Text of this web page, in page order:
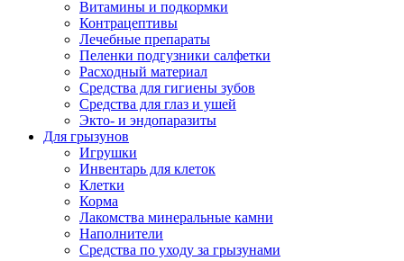
Витамины и подкормки
Контрацептивы
Лечебные препараты
Пеленки подгузники салфетки
Расходный материал
Средства для гигиены зубов
Средства для глаз и ушей
Экто- и эндопаразиты
Для грызунов
Игрушки
Инвентарь для клеток
Клетки
Корма
Лакомства минеральные камни
Наполнители
Средства по уходу за грызунами